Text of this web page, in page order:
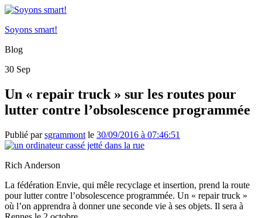
Soyons smart!
Blog
30 Sep
Un « repair truck » sur les routes pour
lutter contre l’obsolescence programmée
Publié parsgrammont le 30/09/2016 à 07:46:51
Rich Anderson
La fédération Envie, qui mêle recyclage et insertion, prend la route
pour lutter contre l’obsolescence programmée. Un « repair truck »
où l’on apprendra à donner une seconde vie à ses objets. Il sera à